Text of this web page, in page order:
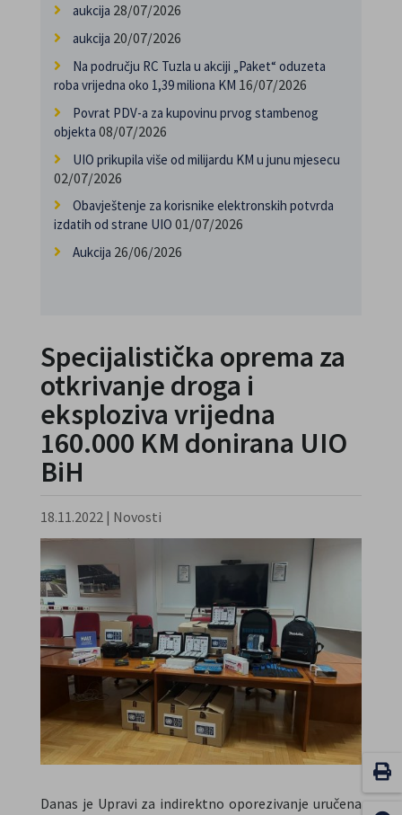
aukcija 28/07/2026
aukcija 20/07/2026
Na području RC Tuzla u akciji „Paket“ oduzeta
roba vrijedna oko 1,39 miliona KM 16/07/2026
Povrat PDV-a za kupovinu prvog stambenog
objekta 08/07/2026
UIO prikupila više od milijardu KM u junu mjesecu
02/07/2026
Obavještenje za korisnike elektronskih potvrda
izdatih od strane UIO 01/07/2026
Aukcija 26/06/2026
Specijalistička oprema za
otkrivanje droga i
eksploziva vrijedna
160.000 KM donirana UIO
BiH
18.11.2022 | Novosti
Danas je Upravi za indirektno oporezivanje uručena